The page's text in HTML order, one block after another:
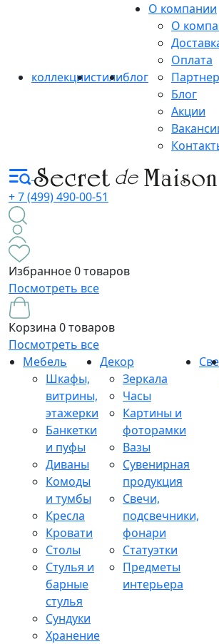
коллекциистилиблог
О компании
О
Оплата
Блог
Акции
+ 7 (499) 490-00-51
Избранное0 товаров
Посмотреть все
Корзина 0 товаров
Посмотреть все
Мебель
Шкафы,
витрины,
этажерки
Банкетки
и пуфы
Диваны
Комоды
и тумбы
Кресла
Кровати
Столы
Стулья и
барные
стулья
Сундуки
Хранение
Декор
Зеркала
Часы
Картины и
фоторамки
Вазы
Сувенирная
продукция
Свечи,
подсвечники,
фонари
Статуэтки
Предметы
интерьера